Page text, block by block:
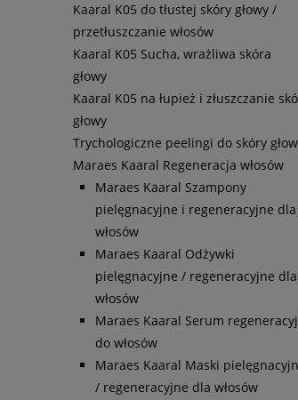
Kaaral K05 do tłustej skóry głowy /
przetłuszczanie włosów
Kaaral K05 Sucha, wrażliwa skóra
głowy
Kaaral K05 na łupież i złuszczanie
głowy
Trychologiczne peelingi do skóry
Maraes Kaaral Regeneracja włosów
Maraes Kaaral Szampony
pielęgnacyjne i regeneracyjne dla
włosów
Maraes Kaaral Odżywki
pielęgnacyjne / regeneracyjne dla
włosów
Maraes Kaaral Serum
do włosów
Maraes Kaaral Maski
/ regeneracyjne dla włosów